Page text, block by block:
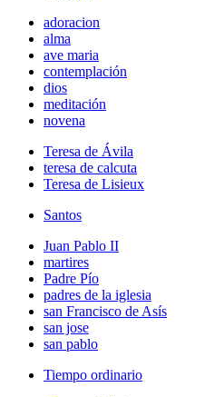
adoracion
alma
ave maria
contemplación
dios
meditación
novena
Teresa de Ávila
teresa de calcuta
Teresa de Lisieux
Santos
Juan Pablo II
martires
Padre Pío
padres de la iglesia
san Francisco de Asís
san jose
san pablo
Tiempo ordinario